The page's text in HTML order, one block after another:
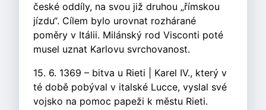
české oddíly, na svou již druhou „římskou
jízdu“. Cílem bylo urovnat rozhárané
poměry v Itálii. Milánský rod Visconti poté
musel uznat Karlovu svrchovanost.
15. 6. 1369 – bitva u Rieti | Karel IV., který v
té době pobýval v italské Lucce, vyslal své
vojsko na pomoc papeži k městu Rieti.